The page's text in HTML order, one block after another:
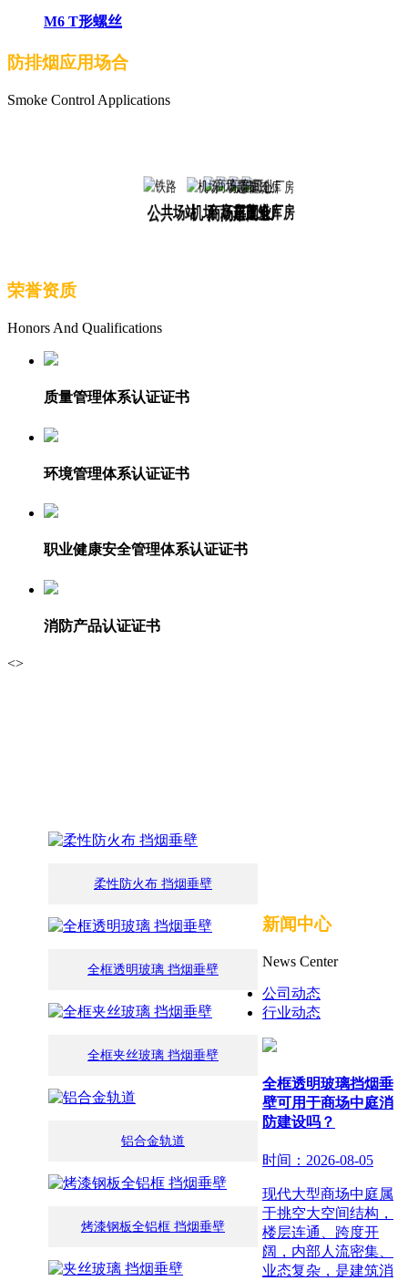
M6 T形螺丝
防排烟应用场合
Smoke Control Applications
工业厂房
车间仓库
高层建筑
商场超市
机场
公共场站
荣誉资质
Honors And Qualifications
质量管理体系认证证书
环境管理体系认证证书
职业健康安全管理体系认证证书
消防产品认证证书
<>
柔性防火布 挡烟垂壁
全框透明玻璃 挡烟垂壁
全框夹丝玻璃 挡烟垂壁
铝合金轨道
烤漆钢板全铝框 挡烟垂壁
新闻中心
News Center
公司动态
行业动态
全框透明玻璃挡烟垂
壁可用于商场中庭消
防建设吗？
时间：2026-08-05
现代大型商场中庭属
于挑空大空间结构，
楼层连通、跨度开
阔，内部人流密集、
业态复杂，是建筑消